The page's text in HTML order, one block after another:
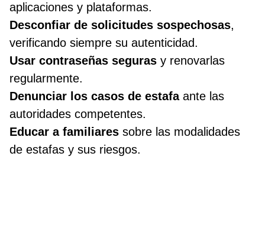
aplicaciones y plataformas.
Desconfiar de solicitudes sospechosas,
verificando siempre su autenticidad.
Usar contraseñas seguras y renovarlas
regularmente.
Denunciar los casos de estafaante las
autoridades competentes.
Educar a familiares sobre las modalidades
de estafas y sus riesgos.